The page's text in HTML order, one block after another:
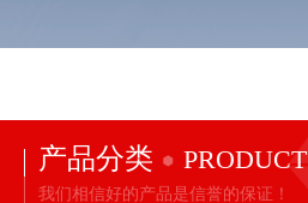
产品分类 PRODUCT
我们相信好的产品是信誉的保证！